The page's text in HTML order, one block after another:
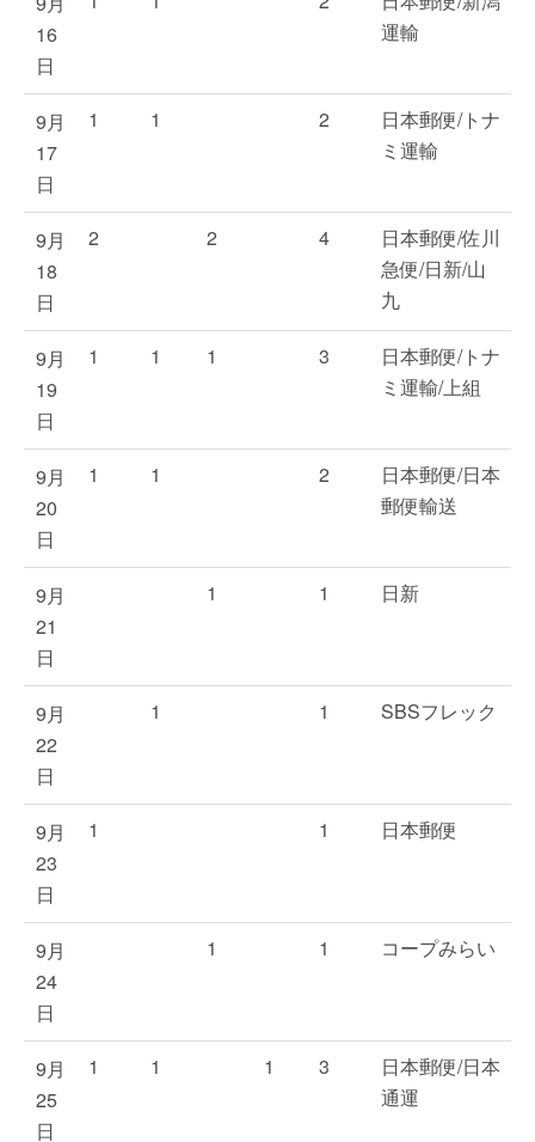
16
日
運輸
9月
17
日
1 1 2
日本郵便/トナ
ミ運輸
9月
18
日
2 2 4
日本郵便/佐川
急便/日新/山
九
9月
19
日
1 1 1 3
日本郵便/トナ
ミ運輸/上組
9月
20
日
1 1 2
日本郵便/日本
郵便輸送
9月
21
日
1 1 日新
9月
22
日
1 1 SBSフレック
9月
23
日
1 1 日本郵便
9月
24
日
1 1 コープみらい
9月
25
日
1 1 1 3
日本郵便/日本
通運